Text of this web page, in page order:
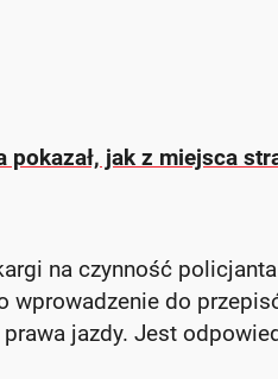
pokazał, jak z miejsca
na czynność
wprowadzenie do
jazdy. Jest